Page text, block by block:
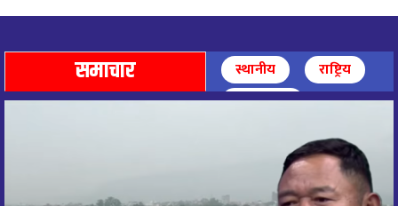
७
८ महिना अघि
८
आज पाथिभारा माताको दर्शन गरि, दिनको सुरुवात गर्दै,
आज माताभगवती जगज्जननी पाथिभरादेवीको दर्शन गरि
समाचार स्थानीय
राष्ट्रिय
अन्तर्राष्ट्रिय